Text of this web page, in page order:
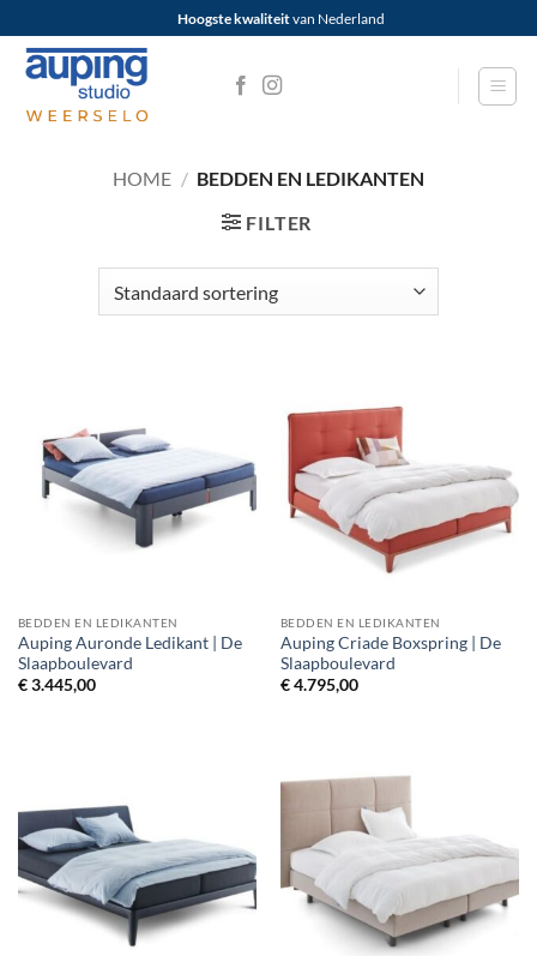
naar
inhoud
Hoogste kwaliteitvan Nederland
HOME / BEDDEN EN LEDIKANTEN
FILTER
BEDDEN EN LEDIKANTEN
Auping Auronde Ledikant | De
Slaapboulevard
€3.445,00
BEDDEN EN LEDIKANTEN
Auping Criade Boxspring | De
Slaapboulevard
€4.795,00